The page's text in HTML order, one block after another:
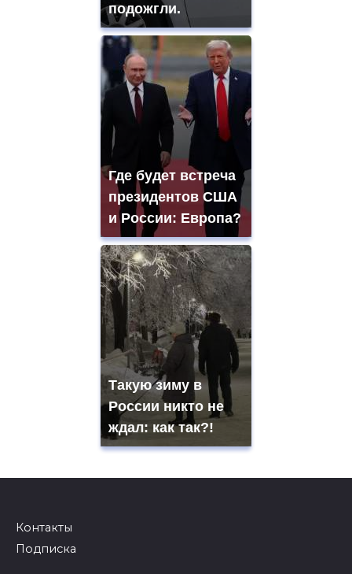
подожгли.
Где будет встреча
президентов США
и России: Европа?
Такую зиму в
России никто не
ждал: как так?!
Контакты
Подписка